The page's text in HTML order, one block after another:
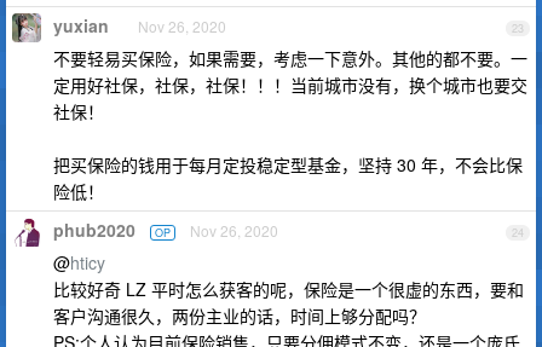
23
yuxian Nov 26, 2020
不要轻易买保险，如果需要，考虑一下意外。其他的都不要。一
定用好社保，社保，社保！！！当前城市没有，换个城市也要交
社保！
把买保险的钱用于每月定投稳定型基金，坚持 30 年，不会比保
险低！
24
phub2020 OP Nov 26, 2020
@hticy
比较好奇 LZ 平时怎么获客的呢，保险是一个很虚的东西，要和
客户沟通很久，两份主业的话，时间上够分配吗？
PS:个人认为目前保险销售，只要分佣模式不变，还是一个庞氏